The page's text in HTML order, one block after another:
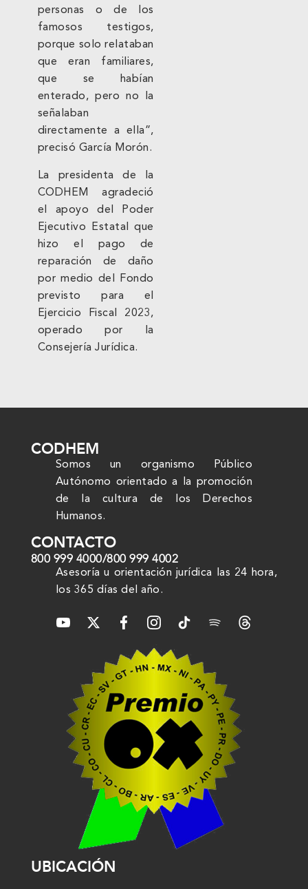
personas o de los
famosos testigos,
porque solo relataban
que eran familiares,
que se habían
enterado, pero no la
señalaban
directamente a ella”,
precisó García Morón.
La presidenta de la
CODHEM agradeció
el apoyo del Poder
Ejecutivo Estatal que
hizo el pago de
reparación de daño
por medio del Fondo
previsto para el
Ejercicio Fiscal 2023,
operado por la
Consejería Jurídica.
CODHEM
Somos un organismo Público
Autónomo orientado a la promoción
de la cultura de los Derechos
Humanos.
CONTACTO
800 999 4000/800 999 4002
Asesoría u orientación jurídica las 24 hora,
los 365 días del año.
UBICACIÓN